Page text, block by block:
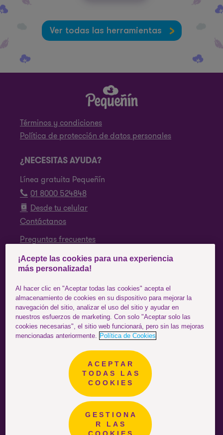
Ver todas las herramientas
Términos y condiciones
Política de protección de datos personales
¿NECESITAS AYUDA?
Línea gratuita Pequeñín
01 8000 524848
Desde tu celular
Contáctanos
Preguntas frecuentes
SÍGUENOS
Facebook
Instagram
YouTube
ESTÁS EN EL SITIO DE: Colombia
¡Acepte las cookies para una experiencia
más personalizada!
Al hacer clic en "Aceptar todas las cookies" acepta el
almacenamiento de cookies en su dispositivo para mejorar la
navegación del sitio, analizar el uso del sitio y ayudar en
nuestros esfuerzos de marketing. Con solo "Aceptar solo las
cookies necesarias", el sitio web funcionará, pero sin las mejoras
mencionadas anteriormente.
Política de Cookies
ACEPTAR
TODAS LAS
COOKIES
GESTIONA
R LAS